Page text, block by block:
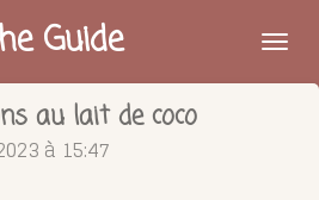
Guide
au lait de coco
à 15:47